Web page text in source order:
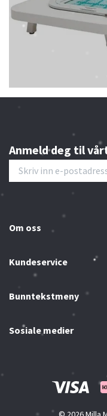
Anmeld deg til
Om oss
Kundeservice
Bunntekstmeny
Sosiale medier